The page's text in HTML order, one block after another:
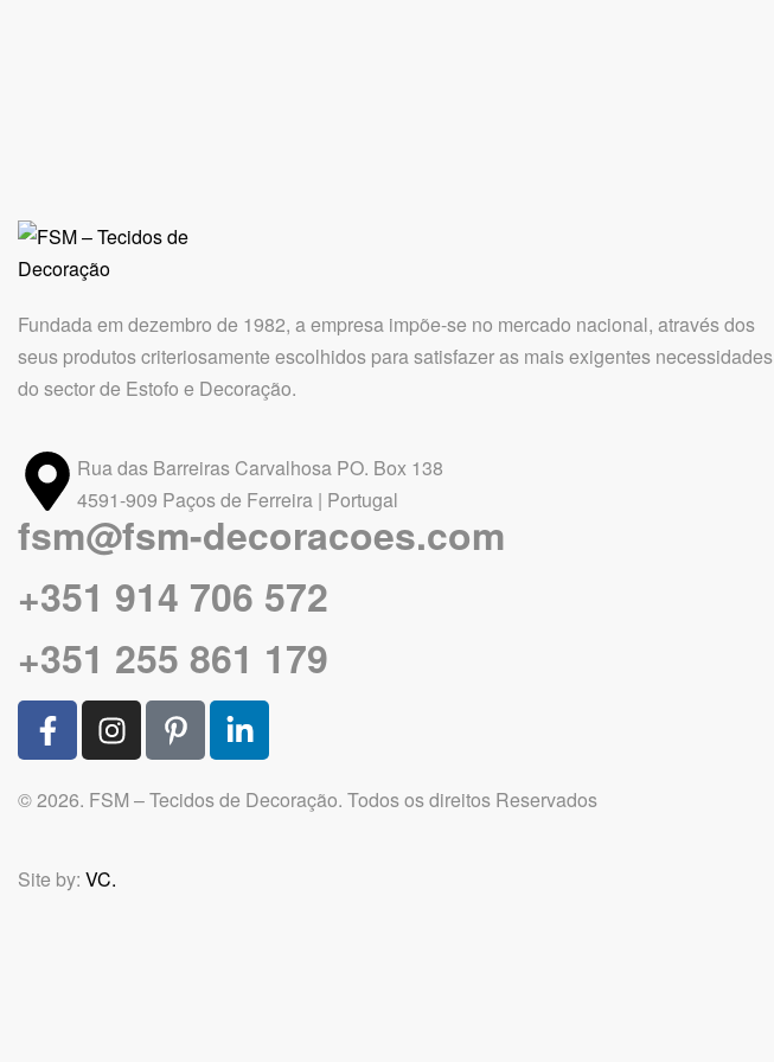
Fundada em dezembro de 1982, a empresa impõe-se no mercado nacional, através dos
seus produtos criteriosamente escolhidos para satisfazer as mais exigentes necessidades
do sector de Estofo e Decoração.
Rua das Barreiras Carvalhosa PO. Box 138
4591-909 Paços de Ferreira | Portugal
fsm@fsm-decoracoes.com
+351 914 706 572
+351 255 861 179
© 2026. FSM – Tecidos de Decoração. Todos os direitos Reservados
Site by: VC.